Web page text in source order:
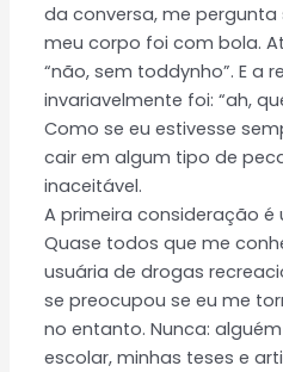
da conversa, me
meu corpo foi com bola.
“não, sem toddynho”. E a
invariavelmente foi: “ah,
Como se eu estivesse
cair em algum tipo de
inaceitável.
A primeira consideração
Quase todos que me
usuária de drogas
se preocupou se eu me
no entanto. Nunca:
escolar, minhas teses e